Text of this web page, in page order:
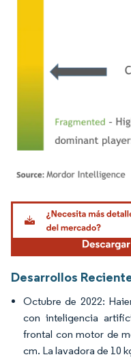
Imagen © Mordor Intelligence.
Desarrollos
Octubre de 2022:
con inteligencia
frontal con motor de
cm. La lavadora de 10